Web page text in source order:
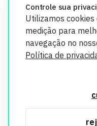
Controle sua
Utilizamos
medição para
navegação no
Política de
segurança. Todos os
utilizados exclusivamente
informações, consulte